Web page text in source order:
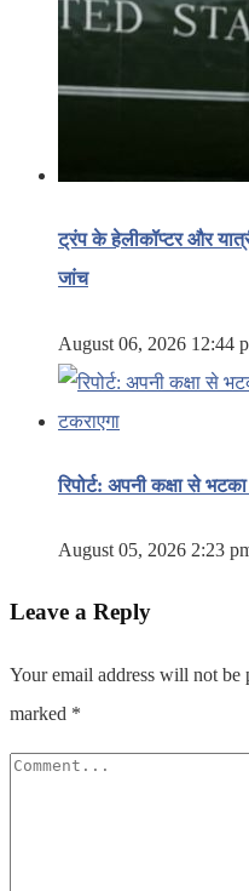
ट्रंप के हेलीकॉप्टर और
जांच
August 06, 2026 12:44
रिपोर्ट: अपनी कक्षा से
August 05, 2026 2:23
Leave a Reply
Your email address will not be
marked *